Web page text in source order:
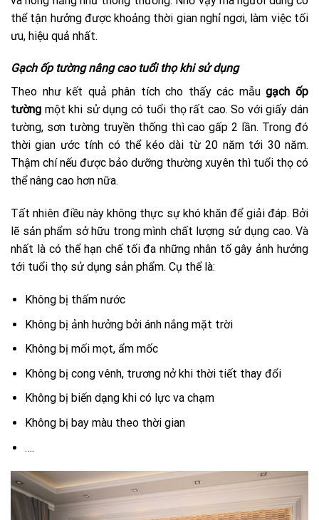
thể tận hưởng được khoảng thời gian nghỉ ngơi, làm việc tối
ưu, hiệu quả nhất.
Gạch ốp tường nâng cao tuổi thọ khi sử dụng
Theo như kết quả phân tích cho thấy các mẫugạch ốp
tường một khi sử dụng có tuổi thọ rất cao. So với giấy dán
tường, sơn tường truyền thống thì cao gấp 2 lần. Trong đó
thời gian ước tính có thể kéo dài từ 20 năm tới 30 năm.
Thậm chí nếu được bảo dưỡng thường xuyên thì tuổi thọ có
thể nâng cao hơn nữa.
Tất nhiên điều này không thực sự khó khăn để giải đáp. Bởi
lẽ sản phẩm sở hữu trong mình chất lượng sử dụng cao. Và
nhất là có thể hạn chế tối đa những nhân tố gây ảnh hưởng
tới tuổi thọ sử dụng sản phẩm. Cụ thể là:
Không bị thấm nước
Không bị ảnh hưởng bởi ánh nắng mặt trời
Không bị mối mọt, ẩm mốc
Không bị cong vênh, trương nở khi thời tiết thay đổi
Không bị biến dạng khi có lực va chạm
Không bị bay màu theo thời gian
….